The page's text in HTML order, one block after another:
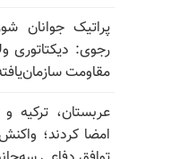
پراتیک جوانان
رجوی: دیکتاتوری
مقاومت
عربستان، ترکیه
امضا کردند؛